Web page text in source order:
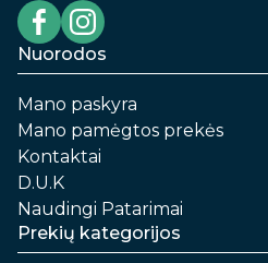
Nuorodos
Mano paskyra
Mano pamėgtos prekės
Kontaktai
D.U.K
Naudingi Patarimai
Prekių kategorijos